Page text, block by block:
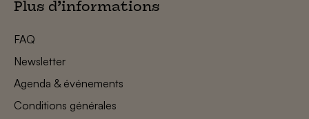
Plus d’informations
FAQ
Newsletter
Agenda & événements
Conditions générales